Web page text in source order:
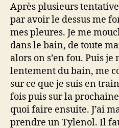
Après plusieurs
par avoir le dessus me
mes pleures. Je me
dans le bain, de toute
alors on s’en fou. Puis
lentement du bain, me
sur ce que je suis en
fois puis sur la prochaine
quoi faire ensuite. J’ai
prendre un Tylenol. Il